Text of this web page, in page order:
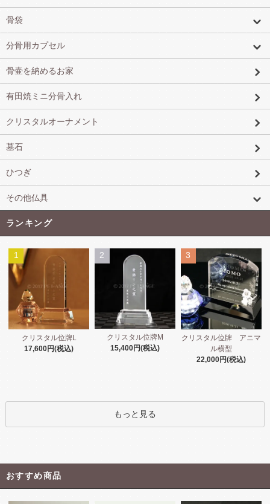
骨袋
分骨用カプセル
骨壷を納めるお家
有田焼ミニ分骨入れ
クリスタルオーナメント
墓石
ひつぎ
その他仏具
ランキング
1
クリスタル位牌L
17,600円(税込)
2
クリスタル位牌M
15,400円(税込)
3
クリスタル位牌 アニマ
ル横型
22,000円(税込)
もっと見る
おすすめ商品